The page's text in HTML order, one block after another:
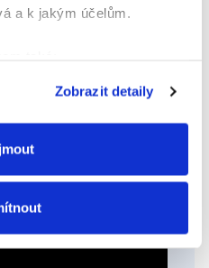
a k jakým účelům.
přesné na několik metrů
pomocí aktivního
charakteristiky (otisk prstu)
vaše osobní
změnit nebo odvolat v
cookie.
Zobrazit detaily